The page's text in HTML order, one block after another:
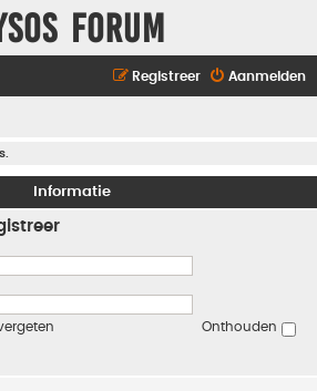
Forum
Aanmelden
Registreer
Informatie
Onthouden